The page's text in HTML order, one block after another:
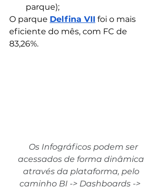
parque);
O parque Delfina VII foi o mais
eficiente do mês, com FC de
83,26%.
acessados de forma dinâmica
através da plataforma, pelo
caminho BI -> Dashboards ->